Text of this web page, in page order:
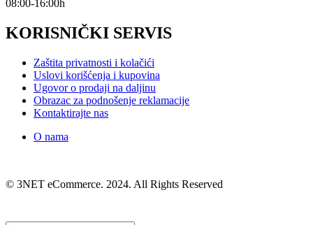
08:00-16:00h
KORISNIČKI SERVIS
Zaštita privatnosti i kolačići
Uslovi korišćenja i kupovina
Ugovor o prodaji na daljinu
Obrazac za podnošenje reklamacije
Kontaktirajte nas
O nama
© 3NET eCommerce. 2024. All Rights Reserved